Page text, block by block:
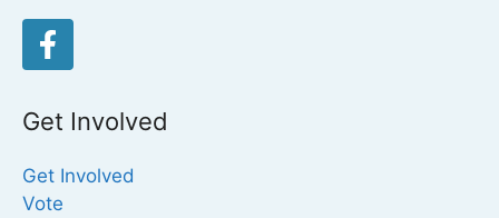
Get Involved
Get Involved
Vote